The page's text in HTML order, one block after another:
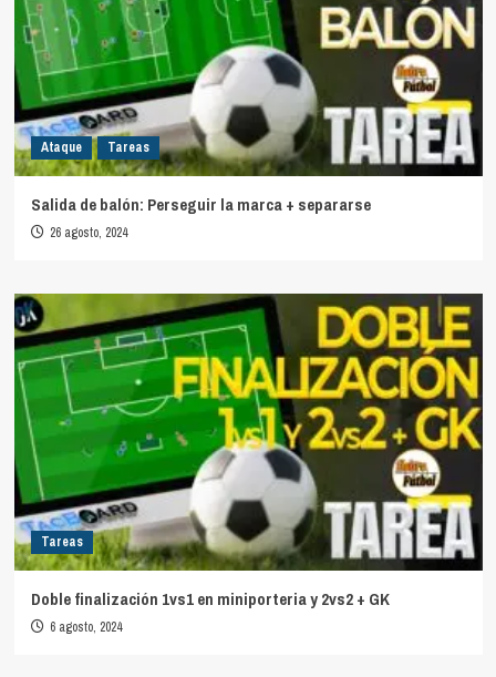
Ataque Tareas
Salida de balón: Perseguir la marca + separarse
26 agosto, 2024
Tareas
Doble finalización 1vs1 en miniporteria y 2vs2 + GK
6 agosto, 2024